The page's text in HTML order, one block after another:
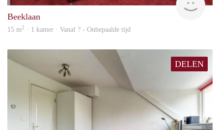
Beeklaan
15 m2 · 1 kamer · Vanaf ? - Onbepaalde tijd
DELEN